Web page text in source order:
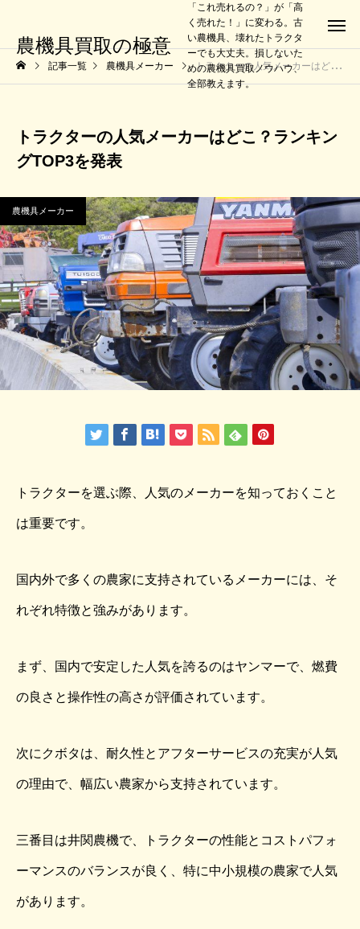
農機具買取の極意
「これ売れるの？」が「高
く売れた！」に変わる。古
い農機具、壊れたトラクタ
ーでも大丈夫。損しないた
めの農機具買取ノウハウ、
全部教えます。
記事一覧 農機具メーカー トラクターの人気メーカーはどこ？ランキングTOP3を発表
トラクターの人気メーカーはどこ？ランキン
グTOP3を発表
農機具メーカー
トラクターを選ぶ際、人気のメーカーを知っておくこと
は重要です。
国内外で多くの農家に支持されているメーカーには、そ
れぞれ特徴と強みがあります。
まず、国内で安定した人気を誇るのはヤンマーで、燃費
の良さと操作性の高さが評価されています。
次にクボタは、耐久性とアフターサービスの充実が人気
の理由で、幅広い農家から支持されています。
三番目は井関農機で、トラクターの性能とコストパフォ
ーマンスのバランスが良く、特に中小規模の農家で人気
があります。